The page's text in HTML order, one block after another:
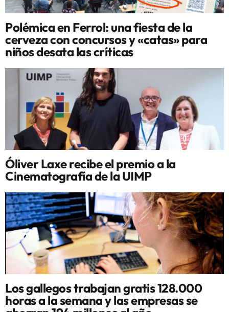
Polémica en Ferrol: una fiesta de la
cerveza con concursos y «catas» para
niños desata las críticas
Óliver Laxe recibe el premio a la
Cinematografía de la UIMP
Los gallegos trabajan gratis 128.000
horas a la semana y las empresas se